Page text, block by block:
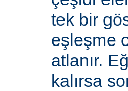
tek bir
eşleşme
atlanır.
kalırsa